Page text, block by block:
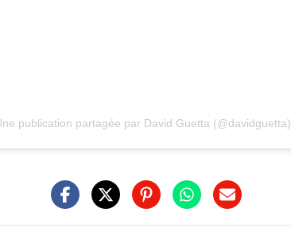
publication partagée par David Guetta (@davidguetta)